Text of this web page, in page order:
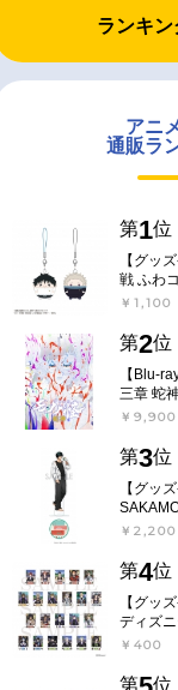
ランキン
アニ
通販ラ
第1位
【グッ
戦 ふわ
ダー【
￥1,100
第2位
【Blu-
三章 蛇
￥9,900
第3位
【グッ
ンド～
￥2,200
第4位
【グッ
ディズ
ーラン
￥400
第 位